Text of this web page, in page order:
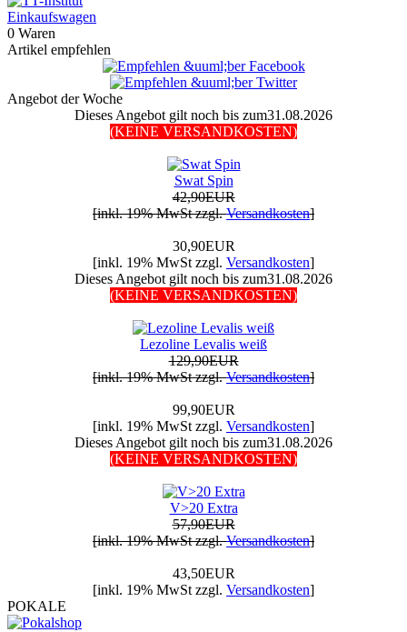
Einkaufswagen
0 Waren
Artikel empfehlen
Angebot der Woche
Dieses Angebot gilt noch bis zum31.08.2026
(KEINE VERSANDKOSTEN)
Swat Spin
42,90EUR
[inkl. 19% MwSt zzgl.Versandkosten]
30,90EUR
[inkl. 19% MwSt zzgl. Versandkosten]
Dieses Angebot gilt noch bis zum31.08.2026
(KEINE VERSANDKOSTEN)
Lezoline Levalis weiß
129,90EUR
[inkl. 19% MwSt zzgl.Versandkosten]
99,90EUR
[inkl. 19% MwSt zzgl. Versandkosten]
Dieses Angebot gilt noch bis zum31.08.2026
(KEINE VERSANDKOSTEN)
V>20 Extra
57,90EUR
[inkl. 19% MwSt zzgl.Versandkosten]
43,50EUR
[inkl. 19% MwSt zzgl. Versandkosten]
POKALE